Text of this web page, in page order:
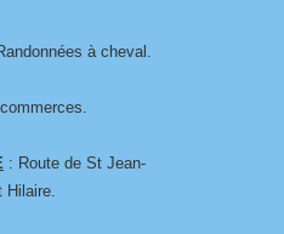
à cheval.
: Route de St Jean-
Hilaire.